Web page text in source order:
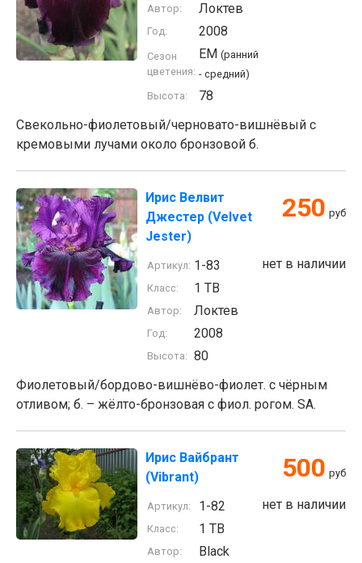
Автор: Локтев
Год: 2008
Сезон
цветения:
EM (ранний
- средний)
Высота:
78
Свекольно-фиолетовый/черновато-вишнёвый с
кремовыми лучами около бронзовой б.
Ирис Велвит
Джестер (Velvet
Jester)
250 руб
нет в наличии
Артикул: 1-83
Класс: 1 TB
Автор: Локтев
Год: 2008
Высота: 80
Фиолетовый/бордово-вишнёво-фиолет. с чёрным
отливом; б. – жёлто-бронзовая с фиол. рогом. SA.
Ирис Вайбрант
(Vibrant)
500 руб
нет в наличии
Артикул: 1-82
Класс: 1 TB
Автор: Black